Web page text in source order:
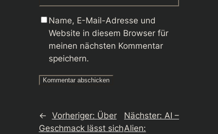
Name, E-Mail-Adresse und
Website in diesem Browser für
meinen nächsten Kommentar
speichern.
← Vorheriger: Über
Geschmack lässt sich
Nächster: AI –
Alien: